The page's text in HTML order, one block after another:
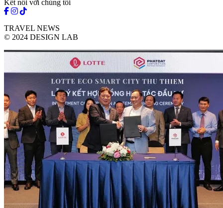
Kết nối với chúng tôi
TRAVEL NEWS
© 2024 DESIGN LAB